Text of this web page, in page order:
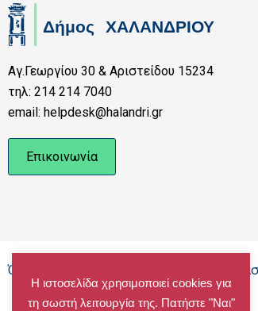
Αγ.Γεωργίου 30 & Αριστείδου 15234
τηλ: 214 214 7040
email: helpdesk@halandri.gr
Επικοινωνία
Όροι Χρήσης - Πολιτική Cookies -
Η ιστοσελίδα χρησιμοποιεί cookies για
τη σωστή λειτουργία της. Πατήστε "Ναι"